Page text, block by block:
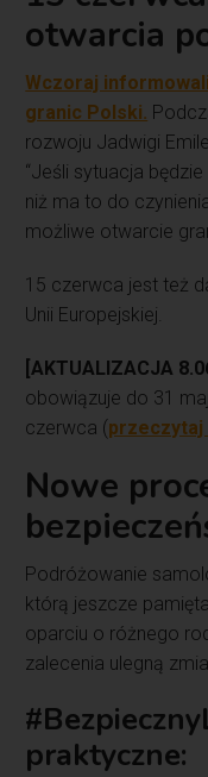
otwarcia
Wczoraj
granic Polski.
rozwoju Jadwigi
“Jeśli sytuacja
niż ma to do
możliwe otwarcie
15 czerwca jest też
Unii Europejskiej.
[AKTUALIZACJA
obowiązuje do 31
czerwca (przeczytaj
Nowe
Podróżowanie
którą jeszcze
oparciu o różnego
zalecenia ulegną
praktyczne: